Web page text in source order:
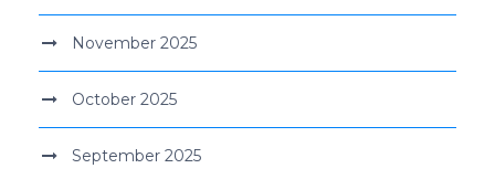
November 2025
October 2025
September 2025